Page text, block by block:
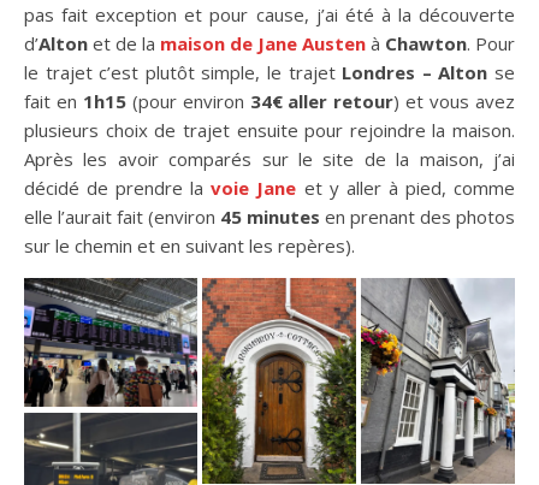
pas fait exception et pour cause, j’ai été à la découverte
d’Alton et de la maison de Jane Austen à Chawton. Pour
le trajet c’est plutôt simple, le trajet Londres – Alton se
fait en 1h15(pour environ 34€ aller retour) et vous avez
plusieurs choix de trajet ensuite pour rejoindre la maison.
Après les avoir comparés sur le site de la maison, j’ai
décidé de prendre lavoie Jane et y aller à pied, comme
elle l’aurait fait (environ 45 minutes en prenant des photos
sur le chemin et en suivant les repères).